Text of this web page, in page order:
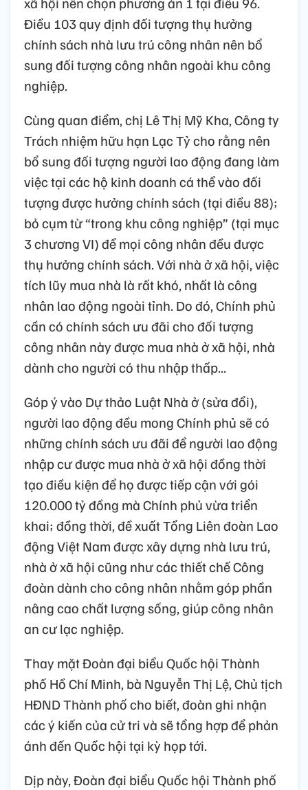
Điều 103 quy định đối tượng thụ hưởng
chính sách nhà lưu trú công nhân nên bổ
sung đối tượng công nhân ngoài khu công
nghiệp.
Cùng quan điểm, chị Lê Thị Mỹ Kha, Công ty
Trách nhiệm hữu hạn Lạc Tỷ cho rằng nên
bổ sung đối tượng người lao động đang làm
việc tại các hộ kinh doanh cá thể vào đối
tượng được hưởng chính sách (tại điều 88);
bỏ cụm từ “trong khu công nghiệp” (tại mục
3 chương VI) để mọi công nhân đều được
thụ hưởng chính sách. Với nhà ở xã hội, việc
tích lũy mua nhà là rất khó, nhất là công
nhân lao động ngoài tỉnh. Do đó, Chính phủ
cần có chính sách ưu đãi cho đối tượng
công nhân này được mua nhà ở xã hội, nhà
dành cho người có thu nhập thấp...
Góp ý vào Dự thảo Luật Nhà ở (sửa đổi),
người lao động đều mong Chính phủ sẽ có
những chính sách ưu đãi để người lao động
nhập cư được mua nhà ở xã hội đồng thời
tạo điều kiện để họ được tiếp cận với gói
120.000 tỷ đồng mà Chính phủ vừa triển
khai; đồng thời, đề xuất Tổng Liên đoàn Lao
động Việt Nam được xây dựng nhà lưu trú,
nhà ở xã hội cũng như các thiết chế Công
đoàn dành cho công nhân nhằm góp phần
nâng cao chất lượng sống, giúp công nhân
an cư lạc nghiệp.
Thay mặt Đoàn đại biểu Quốc hội Thành
phố Hồ Chí Minh, bà Nguyễn Thị Lệ, Chủ tịch
HĐND Thành phố cho biết, đoàn ghi nhận
các ý kiến của cử tri và sẽ tổng hợp để phản
ánh đến Quốc hội tại kỳ họp tới.
Dịp này, Đoàn đại biểu Quốc hội Thành phố